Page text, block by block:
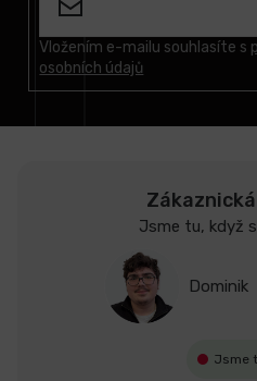
Vložením e-mailu souhlasíte s
osobních údajů
Jsme tu, když
Dominik
Jsme